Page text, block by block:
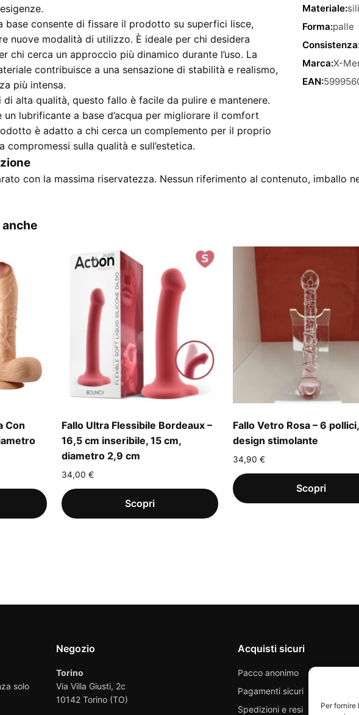
Per
S/M
quantità
base consente di fissare il prodotto su superfici lisce,
nuove modalità di utilizzo. È ideale per chi desidera
chi cerca un approccio più dinamico durante l’uso. La
contribuisce a una sensazione di stabilità e realismo,
più intensa.
di alta qualità, questo fallo è facile da pulire e mantenere.
lubrificante a base d’acqua per migliorare il comfort
è adatto a chi cerca un complemento per il proprio
compromessi sulla qualità e sull’estetica.
Materiale:
Forma:palle
Marca:X-
EAN:
con la massima riservatezza. Nessun riferimento al contenuto, imballo
Con
Fallo Ultra Flessibile Bordeaux –
16,5 cm inseribile, 15 cm,
diametro 2,9 cm
34,00 €
Fallo Vetro Rosa – 6 pollici,
design stimolante
34,90 €
solo
Negozio
Torino
Via Villa Giusti, 2c
10142 Torino (TO)
Acquisti sicuri
Pacco anonimo
Pagamenti sicuri
Spedizioni e resi